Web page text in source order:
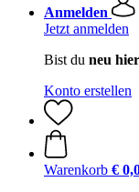
Anmelden
Jetzt anmelden
Bist du neu
Konto erstellen
Warenkorb €